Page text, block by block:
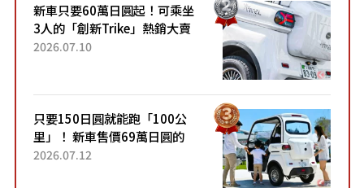
新車只要60萬日圓起！可乘坐
3人的「創新Trike」熱銷大賣
成為人氣車款！「養車成本真
2026.07.10
只要150日圓就能跑「100公
里」！ 新車售價69萬日圓的
「3人座」Trike大受歡迎！ 順
2026.07.12